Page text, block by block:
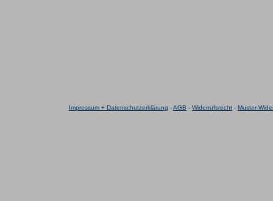
Impressum + Datenschutzerklärung -AGB - Widerrufsrecht - Muster-